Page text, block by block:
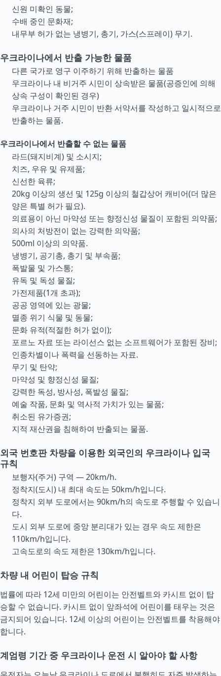
신원 미확인 동물;
수배 중인 문화재;
내무부 허가 없는 냉병기, 총기, 가스(스프레이) 무기.
우크라이나에서 반출 가능한 물품
다른 국가로 영구 이주하기 위해 반출하는 물품
우크라이나 내 비거주 시민이 상속받은 물품(공증인에 의해
상속 구성이 확인된 경우)
우크라이나 거주 시민이 반환 서약서를 작성하고 일시적으로
반출하는 물품.
우크라이나에서 반출할 수 없는 물품
라드(돼지비계) 및 소시지;
치즈, 우유 및 유제품;
신선한 육류;
20kg 이상의 생선 및 125g 이상의 철갑상어 캐비어(더 많은
양은 특별 허가 필요).
의료용이 아닌 마약성 또는 향정신성 물질이 포함된 의약품;
의사의 처방전이 없는 강력한 의약품;
500ml 이상의 의약품.
냉병기, 공기총, 총기 및 부속품;
폭발물 및 가스통;
유독 및 독성 물질;
가전제품(1개 초과);
공공 영역에 있는 광물;
멸종 위기 식물 및 동물;
문화 유적(적절한 허가 없이);
포르노 자료 또는 라이선스 없는 소프트웨어가 포함된 장비;
인종차별이나 폭력을 선동하는 자료.
무기 및 탄약;
마약성 및 향정신성 물질;
강력한 독성, 방사성, 폭발성 물질;
예술 작품, 문화 및 역사적 가치가 있는 물품;
취소된 유가증권;
지적 재산권을 침해하여 반출되는 물품.
외국 번호판 차량을 이용한 외국인의 우크라이나 입국
규칙
보행자(주거) 구역 — 20km/h.
정착지(도시) 내 최대 속도는 50km/h입니다.
정착지 외부 도로에서는 90km/h의 속도로 주행할 수 있습니
다.
도시 외부 도로에 중앙 분리대가 있는 경우 속도 제한은
110km/h입니다.
고속도로의 속도 제한은 130km/h입니다.
차량 내 어린이 탑승 규칙
법률에 따라 12세 미만의 어린이는 안전벨트와 카시트 없이 탑
승할 수 없습니다. 카시트 없이 앞좌석에 어린이를 태우는 것은
금지되어 있습니다. 12세 이상의 어린이는 안전벨트를 착용해야
합니다.
계엄령 기간 중 우크라이나 운전 시 알아야 할 사항